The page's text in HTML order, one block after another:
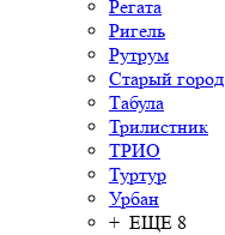
Регата
Ригель
Рутрум
Старый город
Табула
Трилистник
ТРИО
Туртур
Урбан
+ ЕЩЕ 8